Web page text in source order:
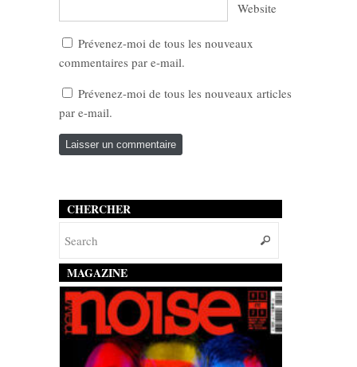
Website
Prévenez-moi de tous les nouveaux
commentaires par e-mail.
Prévenez-moi de tous les nouveaux articles
par e-mail.
CHERCHER
MAGAZINE